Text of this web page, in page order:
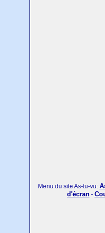
Menu du site As-tu-vu:
d'écran -